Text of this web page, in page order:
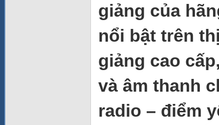
giảng của
nổi bật trên
giảng cao
và âm thanh
radio – điểm